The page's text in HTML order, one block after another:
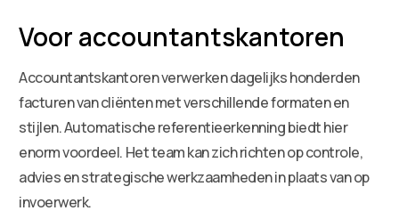
Voor accountantskantoren
Accountantskantoren verwerken dagelijks honderden
facturen van cliënten met verschillende formaten en
stijlen. Automatische referentieerkenning biedt hier
enorm voordeel. Het team kan zich richten op controle,
advies en strategische werkzaamheden in plaats van op
invoerwerk.